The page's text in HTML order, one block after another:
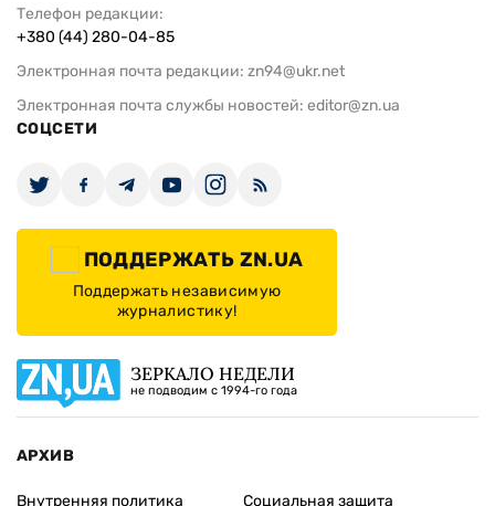
Телефон редакции:
+380 (44) 280-04-85
Электронная почта редакции: zn94@ukr.net
Электронная почта службы новостей: editor@zn.ua
СОЦСЕТИ
ПОДДЕРЖАТЬ ZN.UA
Поддержать независимую
журналистику!
ЗЕРКАЛО НЕДЕЛИ
не подводим с 1994-го года
АРХИВ
Внутренняя политика
Социальная защита